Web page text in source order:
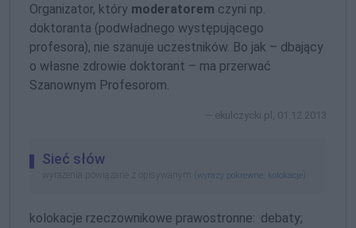
Organizator, który moderatorem czyni np.
doktoranta (podwładnego występującego
profesora), nie szanuje uczestników. Bo jak – dbający
o własne zdrowie doktorant – ma przerwać
Szanownym Profesorom.
ekulczycki.pl, 01.12.2013
Sieć słów
wyrażenia powiązane z opisywanym ( wyrazy pokrewne kolokacje
kolokacje rzeczownikowe prawostronne: debaty;